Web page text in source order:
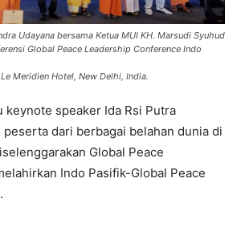
Udayana bersama Ketua MUI KH. Marsudi Syuhud
Global Peace Leadership Conference Indo
Meridien Hotel, New Delhi, India.
keynote speaker Ida Rsi Putra
peserta dari berbagai belahan dunia di
Global Peace
Indo Pasifik-Global Peace